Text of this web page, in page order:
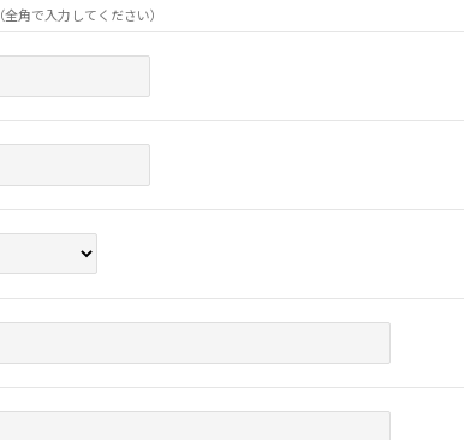
（全角で入力してください）